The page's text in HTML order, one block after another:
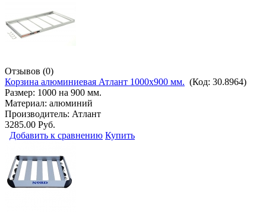
Отзывов (0)
Корзина алюминиевая Атлант 1000х900 мм. (Код: 30.8964)
Размер: 1000 на 900 мм.
Материал: алюминий
Производитель: Атлант
3285.00 Руб.
Добавить к сравнению Купить